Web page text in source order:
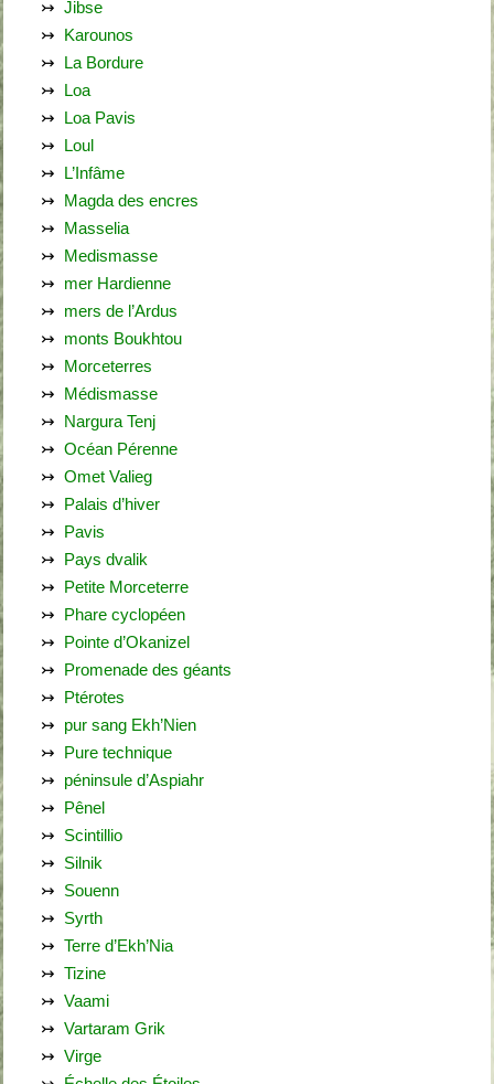
Jibse
Karounos
La Bordure
Loa
Loa Pavis
Loul
L’Infâme
Magda des encres
Masselia
Medismasse
mer Hardienne
mers de l’Ardus
monts Boukhtou
Morceterres
Médismasse
Nargura Tenj
Océan Pérenne
Omet Valieg
Palais d’hiver
Pavis
Pays dvalik
Petite Morceterre
Phare cyclopéen
Pointe d’Okanizel
Promenade des géants
Ptérotes
pur sang Ekh’Nien
Pure technique
péninsule d’Aspiahr
Pênel
Scintillio
Silnik
Souenn
Syrth
Terre d’Ekh’Nia
Tizine
Vaami
Vartaram Grik
Virge